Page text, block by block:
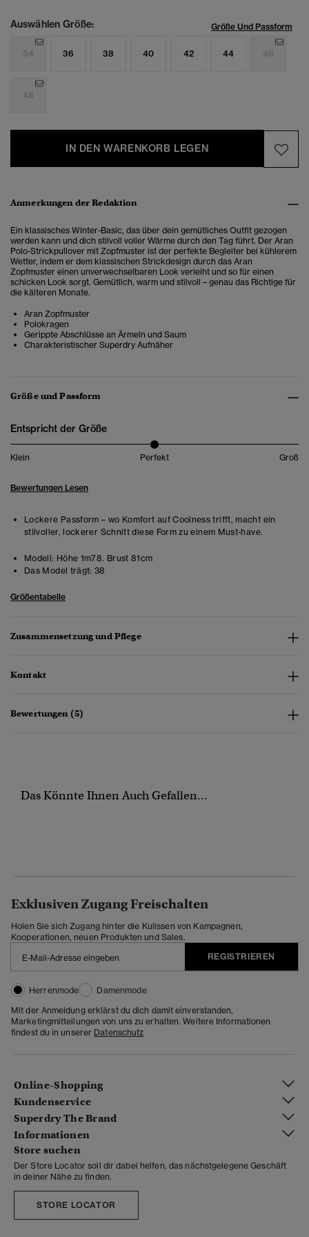
Auswählen Größe: Größe Und Passform
34 36 38 40 42 44 46
48
IN DEN WARENKORB LEGEN
Anmerkungen der Redaktion
Ein klassisches Winter-Basic, das über dein gemütliches Outfit gezogen
werden kann und dich stilvoll voller Wärme durch den Tag führt. Der Aran
Polo-Strickpullover mit Zopfmuster ist der perfekte Begleiter bei kühlerem
Wetter, indem er dem klassischen Strickdesign durch das Aran
Zopfmuster einen unverwechselbaren Look verleiht und so für einen
schicken Look sorgt. Gemütlich, warm und stilvoll – genau das Richtige für
die kälteren Monate.
Aran Zopfmuster
Polokragen
Gerippte Abschlüsse an Ärmeln und Saum
Charakteristischer Superdry Aufnäher
Größe und Passform
Entspricht der Größe
Klein Perfekt Groß
Bewertungen Lesen
Lockere Passform – wo Komfort auf Coolness trifft, macht ein
stilvoller, lockerer Schnitt diese Form zu einem Must-have.
Modell: Höhe 1m78. Brust 81cm
Das Model trägt: 38
Größentabelle
Zusammensetzung und Pflege
Kontakt
Bewertungen (5)
Das Könnte Ihnen Auch Gefallen...
Exklusiven Zugang Freischalten
Holen Sie sich Zugang hinter die Kulissen von Kampagnen,
Kooperationen, neuen Produkten und Sales.
REGISTRIEREN
Herrenmode
Damenmode
Mit der Anmeldung erklärst du dich damit einverstanden,
Marketingmitteilungen von uns zu erhalten. Weitere Informationen
findest du in unserer Datenschutz
Online-Shopping
Kundenservice
Superdry The Brand
Informationen
Store suchen
Der Store Locator soll dir dabei helfen, das nächstgelegene Geschäft
in deiner Nähe zu finden.
STORE LOCATOR